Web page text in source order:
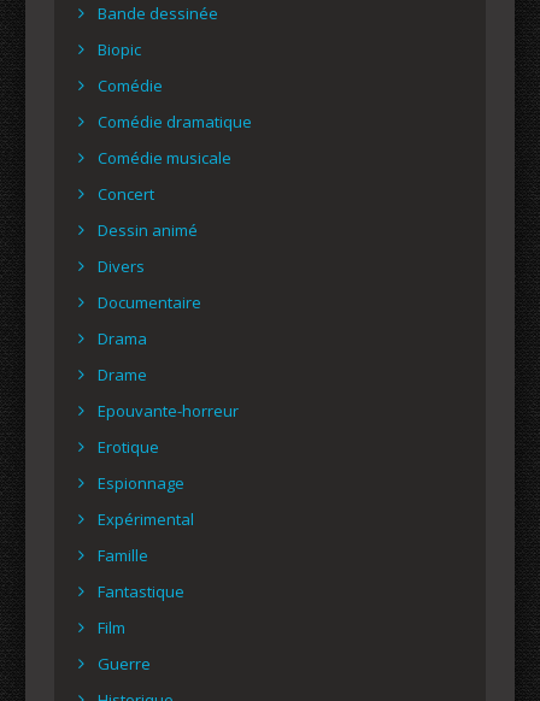
Bande dessinée
Biopic
Comédie
Comédie dramatique
Comédie musicale
Concert
Dessin animé
Divers
Documentaire
Drama
Drame
Epouvante-horreur
Erotique
Espionnage
Expérimental
Famille
Fantastique
Film
Guerre